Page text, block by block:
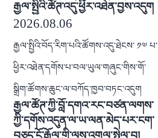
རྒྱལ་སྤྱིའི་ཚོཊ་འདུ་ཕྱིར་འཐེན་བྱས་འདུག
2026.08.06
རྒྱལ་སྤྱིའི་བོད་རིག་པའི་ཚོགས་འདུ་ཐེངས་ ༡༧ པ་
ཕྱིར་འཐེན་དགོས་པ་བལ་ཡུལ་གཞུང་གིས་གོ་
སྒྲིག་ཚོགས་ཆུང་ལ་བཀོད་ཁྱབ་བཏང་འདུག
རྒྱལ་ཚོཊ་ཀྱི་བློ་དགའ་རང་བཙན་ལགས་
ཀྱི་དགོས་འདུན་ལ་ཡ་ལན་མེད་པར་ངག་
བཅད་ངོ་རྒོལ་གྱི་ལས་འགུལ་སྤེལ་བ།